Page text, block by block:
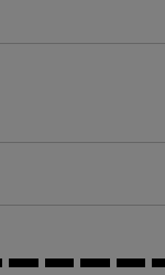
disclaimer.
offers-disclaimer.
offers-
view-offers-
cmp-view-
cmp-view-
DEN–CKY: cmp-
DEN–CKY: